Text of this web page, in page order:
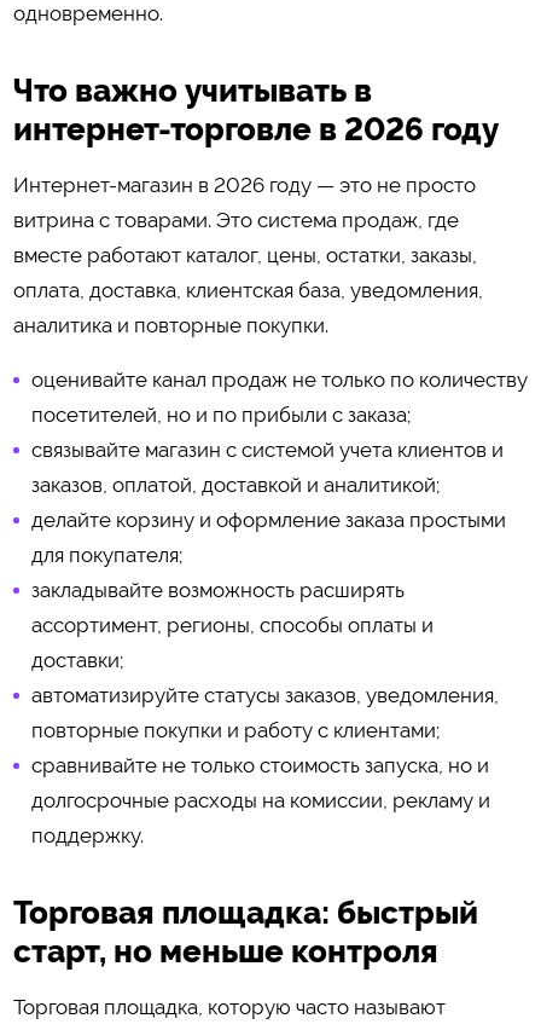
одновременно.
Что важно учитывать в
интернет-торговле в 2026 году
Интернет-магазин в 2026 году — это не просто
витрина с товарами. Это система продаж, где
вместе работают каталог, цены, остатки, заказы,
оплата, доставка, клиентская база, уведомления,
аналитика и повторные покупки.
оценивайте канал продаж не только по количеству
посетителей, но и по прибыли с заказа;
связывайте магазин с системой учета клиентов и
заказов, оплатой, доставкой и аналитикой;
делайте корзину и оформление заказа простыми
для покупателя;
закладывайте возможность расширять
ассортимент, регионы, способы оплаты и
доставки;
автоматизируйте статусы заказов, уведомления,
повторные покупки и работу с клиентами;
сравнивайте не только стоимость запуска, но и
долгосрочные расходы на комиссии, рекламу и
поддержку.
Торговая площадка: быстрый
старт, но меньше контроля
Торговая площадка, которую часто называют